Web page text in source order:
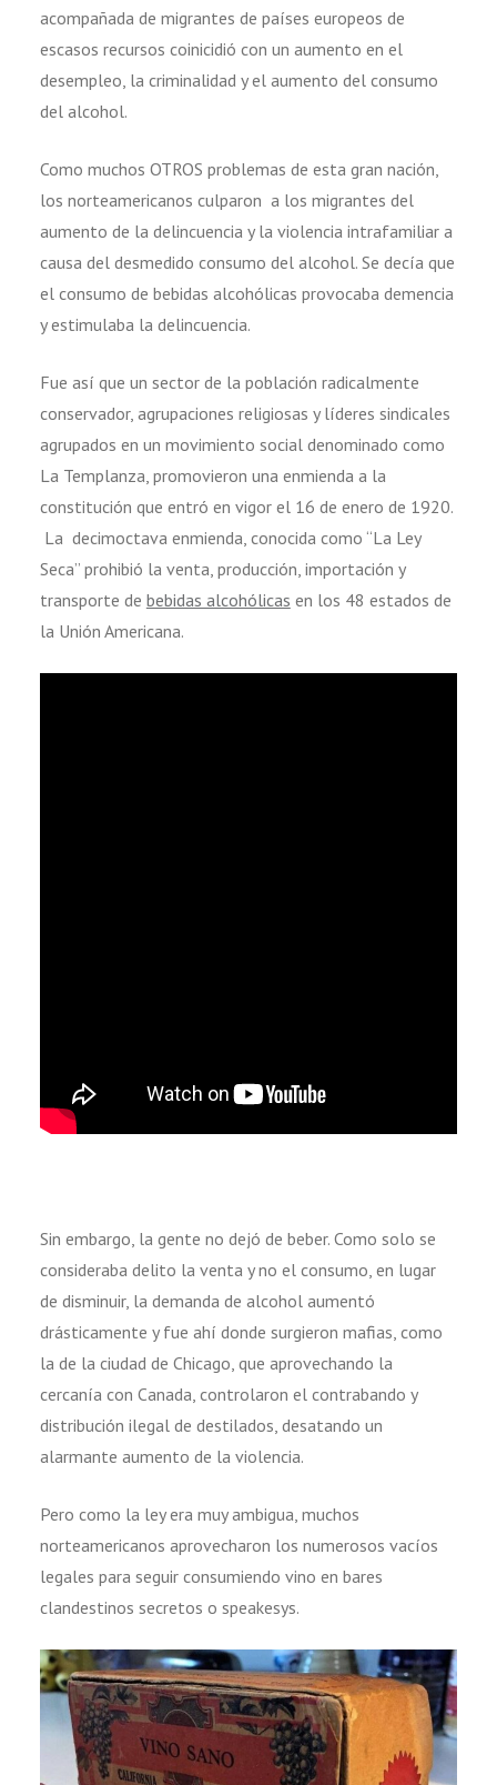
acompañada de migrantes de países europeos de
escasos recursos coinicidió con un aumento en el
desempleo, la criminalidad y el aumento del consumo
del alcohol.
Como muchos OTROS problemas de esta gran nación,
los norteamericanos culparon a los migrantes del
aumento de la delincuencia y la violencia intrafamiliar a
causa del desmedido consumo del alcohol. Se decía que
el consumo de bebidas alcohólicas provocaba demencia
y estimulaba la delincuencia.
Fue así que un sector de la población radicalmente
conservador, agrupaciones religiosas y líderes sindicales
agrupados en un movimiento social denominado como
La Templanza, promovieron una enmienda a la
constitución que entró en vigor el 16 de enero de 1920.
La decimoctava enmienda, conocida como “La Ley
Seca” prohibió la venta, producción, importación y
transporte de bebidas alcohólicas en los 48 estados de
la Unión Americana.
Sin embargo, la gente no dejó de beber. Como solo se
consideraba delito la venta y no el consumo, en lugar
de disminuir, la demanda de alcohol aumentó
drásticamente y fue ahí donde surgieron mafias, como
la de la ciudad de Chicago, que aprovechando la
cercanía con Canada, controlaron el contrabando y
distribución ilegal de destilados, desatando un
alarmante aumento de la violencia.
Pero como la ley era muy ambigua, muchos
norteamericanos aprovecharon los numerosos vacíos
legales para seguir consumiendo vino en bares
clandestinos secretos o speakesys.